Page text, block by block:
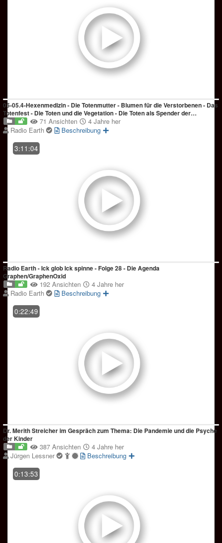
05-05.4-Hexenmedizin - Die Totenmutter - Blumen für die Verstorbenen - Das
Totenfest - Die Toten und die Vegetation - Die Toten als Spender der
Fruchtbarkeit71 Ansichten
4 Jahre her
Radio Earth
Beschreibung
3:11:04
Radio Earth - Ick glob Ick spinne - Folge 28 - Die Agenda
Graphen/GraphenOxid
192 Ansichten
4 Jahre her
Radio Earth
Beschreibung
0:22:49
Dr. Merith Streicher im Gespräch zum Thema: Die Pandemie und die Psyche
der Kinder
387 Ansichten
4 Jahre her
Jürgen Lessner
Beschreibung
0:13:53